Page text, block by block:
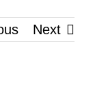
Next